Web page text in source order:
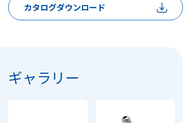
カタログダウンロード
ギャラリー